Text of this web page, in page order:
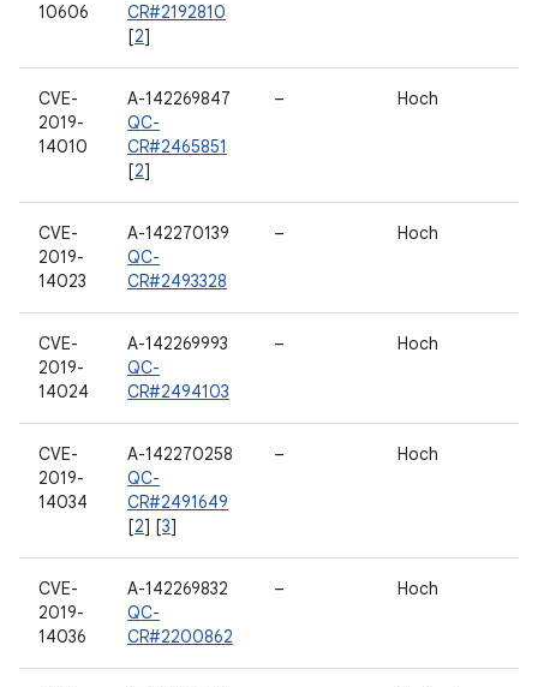
10606
CR#2192810
[2]
CVE-
2019-
14010
A-142269847
QC-
CR#2465851
[2]
– Hoch
CVE-
2019-
14023
A-142270139
QC-
CR#2493328
– Hoch
CVE-
2019-
14024
A-142269993
QC-
CR#2494103
– Hoch
CVE-
2019-
14034
A-142270258
QC-
CR#2491649
[2] [3]
– Hoch
CVE-
2019-
14036
A-142269832
QC-
CR#2200862
– Hoch